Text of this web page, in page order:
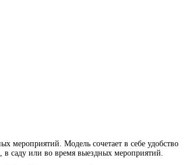
мероприятий. Модель сочетает в себе удобство
саду или во время выездных мероприятий.